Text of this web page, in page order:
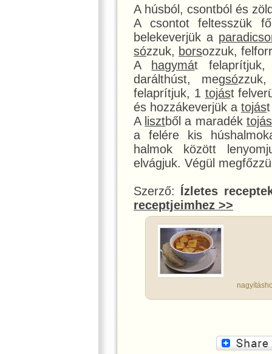
A húsból, csontból és
A csontot feltesszük
belekeverjük a
sózzuk, borsozzuk,
A
hagymát felaprítjuk,
darálthúst, megsó
felaprítjuk, 1 tojást
és hozzákeverjük a tojás
A lisztből a maradék tojás
a felére kis
halmok között
elvágjuk. Végül
Szerző: Ízletes
receptjeimhez >>